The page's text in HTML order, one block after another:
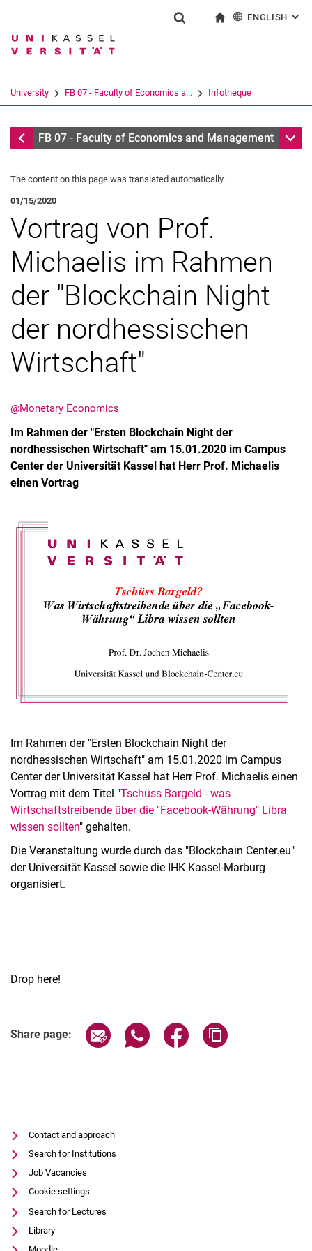
Jump directly to: content
Jump directly to: search
Jump directly to: main
Search term
Search (opens an external link in a
ENGLISH :
University FB 07 - Faculty of Economics a... Infotheque
InfothekFB 07 - Faculty of Economics and Management Sub
Dates
The content on this page was translated automatically.
01/15/2020
Vortrag von Prof.
Michaelis im Rahmen
der "Blockchain Night
der nordhessischen
Wirtschaft"
@Monetary Economics
Im Rahmen der "Ersten Blockchain Night der
nordhessischen Wirtschaft" am 15.01.2020 im Campus
Center der Universität Kassel hat Herr Prof. Michaelis
einen Vortrag
Im Rahmen der "Ersten Blockchain Night der
nordhessischen Wirtschaft" am 15.01.2020 im Campus
Center der Universität Kassel hat Herr Prof. Michaelis einen
Vortrag mit dem Titel "Tschüss Bargeld - was
Wirtschaftstreibende über die "Facebook-Währung" Libra
wissen sollten" gehalten.
Die Veranstaltung wurde durch das "Blockchain Center.eu"
der Universität Kassel sowie die IHK Kassel-Marburg
organisiert.
Drop here!
Share page: Share page via email
Share page via WhatsApp
Share page via
Contact and approach
Search for Institutions
Job Vacancies
Cookie settings
Search for Lectures
Library